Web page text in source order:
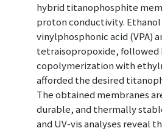
hybrid titanophosphite
proton conductivity.
vinylphosphonic acid (VPA)
tetraisopropoxide, followed
copolymerization with
afforded the desired
The obtained membranes
durable, and thermally
and UV-vis analyses reveal